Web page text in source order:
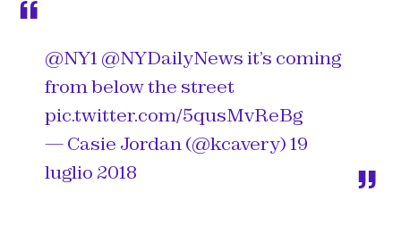
@NY1 @NYDailyNewsit’s coming
from below the street
pic.twitter.com/5qusMvReBg
— Casie Jordan (@kcavery)19
luglio 2018